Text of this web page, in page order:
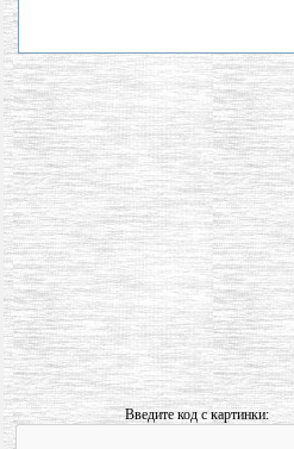
Введите код с картинки: